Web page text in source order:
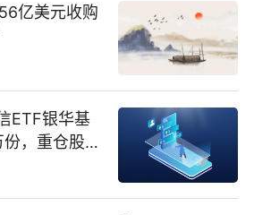
亿美元收购
ETF银华基
，重仓股新
讯精密